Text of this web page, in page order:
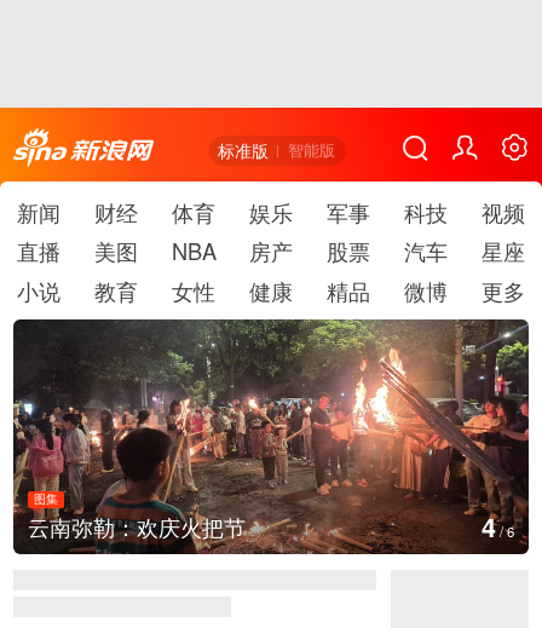
标准版 智能版
新闻 财经 体育 娱乐 军事 科技
视频
直播
美图 NBA 房产 股票 汽车
星座
小说
教育 女性 健康 精品 微博 更多
图集
云南弥勒：欢庆火把节 4/6